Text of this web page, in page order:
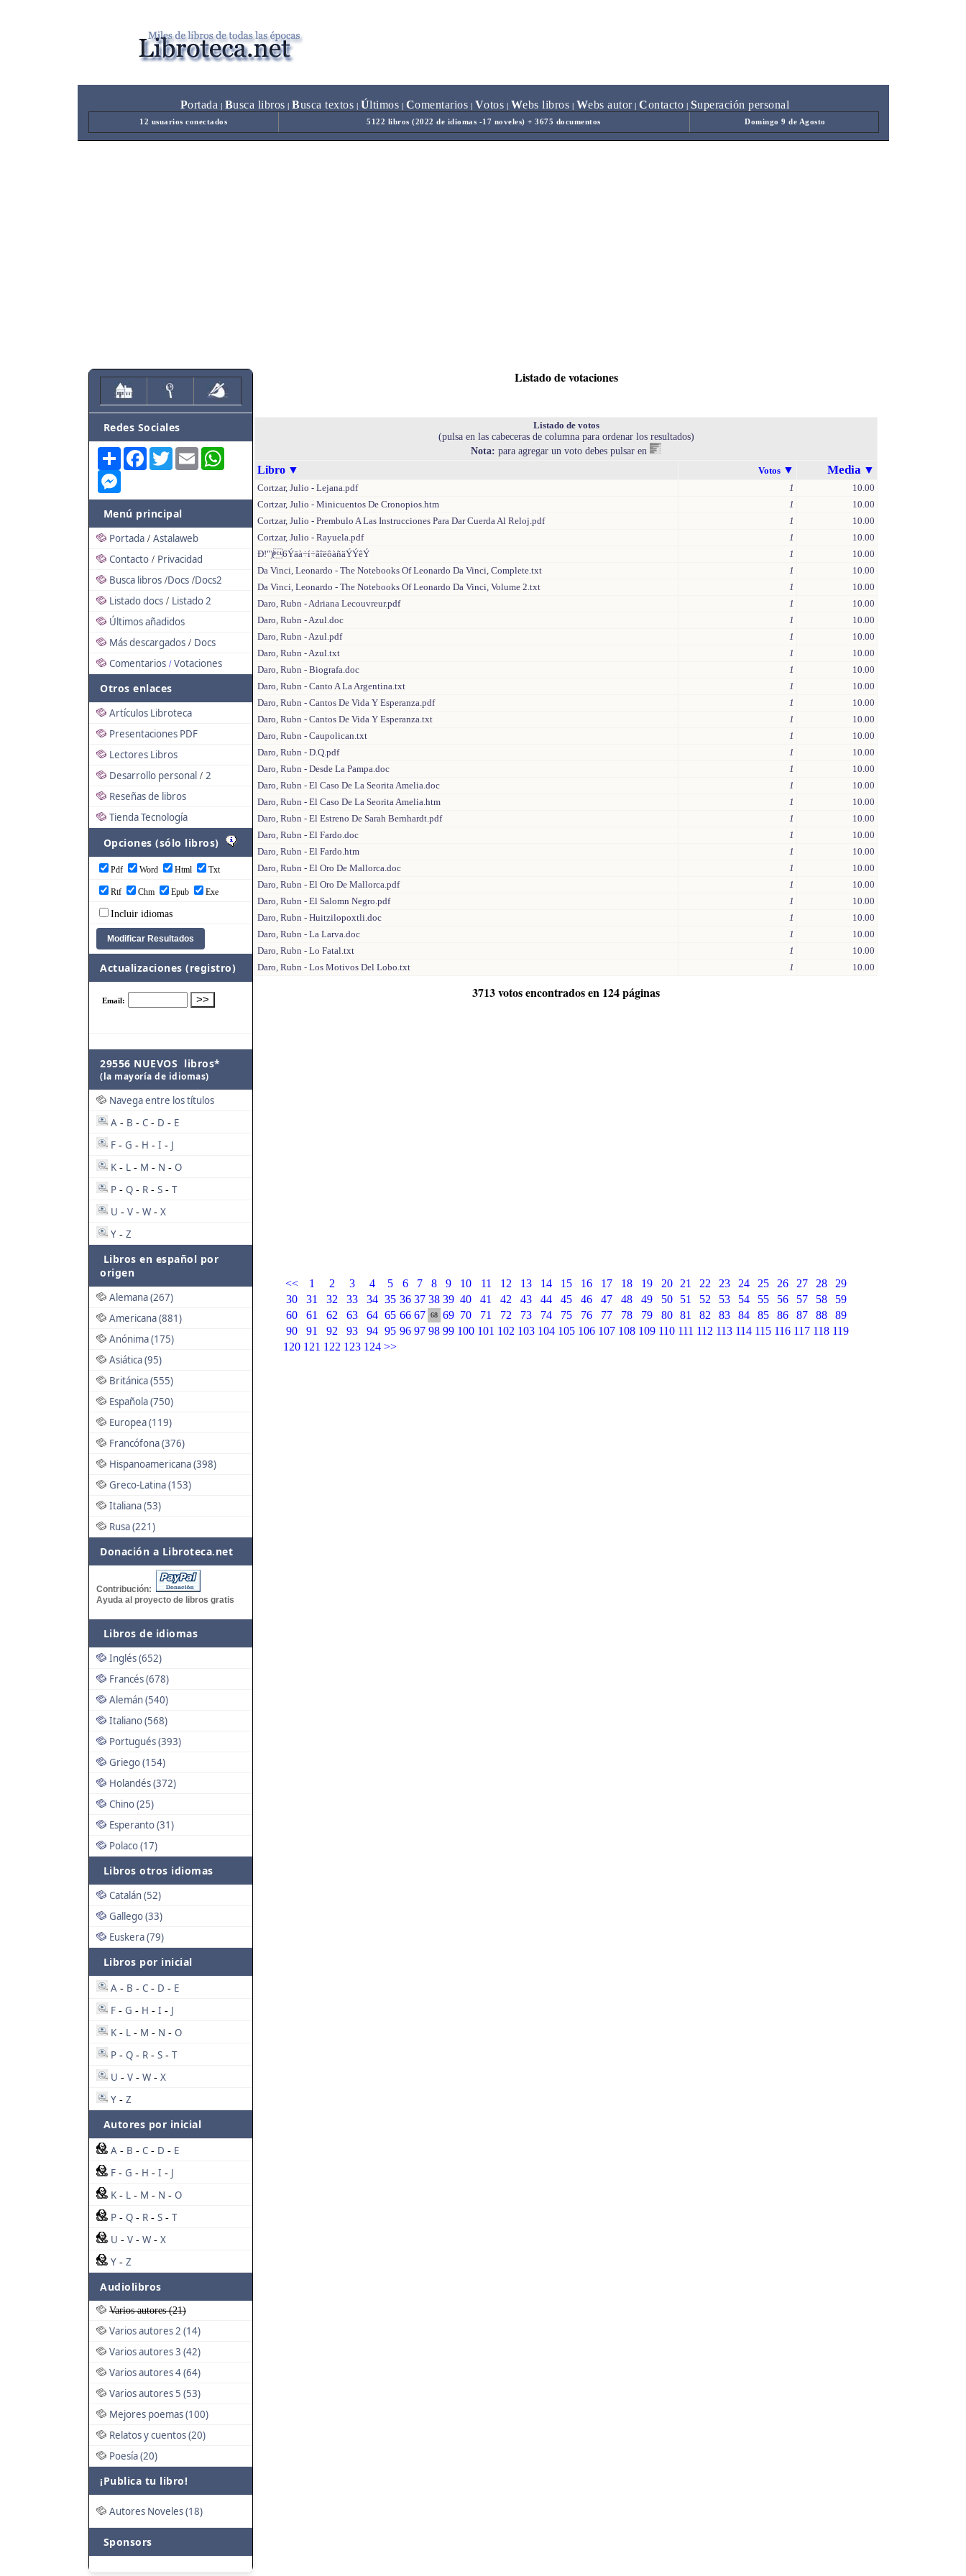
Portada Busca libros Busca textos Últimos Comentarios Votos Webs libros Webs autor| Contacto Superación personal
12 usuarios conectados 5122 libros (2022 de idiomas -17 noveles) + 3675 documentos Domingo 9 de Agosto
Redes Sociales
Share FacebookTwitterEmail
Menú principal
Portada / Astalaweb
Contacto / Privacidad
Busca libros /Docs /Docs2
Listado docs / Listado 2
Últimos añadidos
Más descargados / Docs
Comentarios / Votaciones
Otros enlaces
Artículos Libroteca
Presentaciones PDF
Lectores Libros
Desarrollo personal / 2
Reseñas de libros
Tienda Tecnología
Opciones (sólo libros)
Pdf Word Html Txt
Rtf Chm Epub Exe
Incluir idiomas
Actualizaciones (registro)
29556 NUEVOS libros*
(la mayoría de idiomas)
Navega entre los títulos
A - B - C - D - E
F - G - H - I - J
K - L - M - N - O
P - Q - R - S - T
U - V - W - X
Y - Z
Libros en español por
origen
Alemana (267)
Americana (881)
Anónima (175)
Asiática (95)
Británica (555)
Española (750)
Europea (119)
Francófona (376)
Hispanoamericana (398)
Greco-Latina (153)
Italiana (53)
Rusa (221)
Donación a Libroteca.net
Contribución:
Ayuda al proyecto de libros gratis
Libros de idiomas
Inglés (652)
Francés (678)
Alemán (540)
Italiano (568)
Portugués (393)
Griego (154)
Holandés (372)
Chino (25)
Esperanto (31)
Polaco (17)
Libros otros idiomas
Catalán (52)
Gallego (33)
Euskera (79)
Libros por inicial
A - B - C - D - E
F - G - H - I - J
K - L - M - N - O
P - Q - R - S - T
U - V - W - X
Y - Z
Autores por inicial
A - B - C - D - E
F - G - H - I - J
K - L - M - N - O
P - Q - R - S - T
U - V - W - X
Y - Z
Audiolibros
Varios autores (21)
Varios autores 2 (14)
Varios autores 3 (42)
Varios autores 4 (64)
Varios autores 5 (53)
Mejores poemas (100)
Relatos y cuentos (20)
Poesía (20)
¡Publica tu libro!
Autores Noveles (18)
Sponsors
Listado de votaciones
Listado de votos
(pulsa en las cabeceras de columna para ordenar los resultados)
Nota: para agregar un voto debes pulsar en
Libro ▼ Votos ▼ Media ▼
Cortzar, Julio - Lejana.pdf 1
10.00
Cortzar, Julio - Minicuentos De Cronopios.htm
1
10.00
Cortzar, Julio - Prembulo A Las Instrucciones Para Dar Cuerda Al Reloj.pdf
1
10.00
Cortzar, Julio - Rayuela.pdf
1
10.00
Ð!")6Ýäà÷í÷ãîëôàñäÝÝêÝ
1
10.00
Da Vinci, Leonardo - The Notebooks Of Leonardo Da Vinci, Complete.txt
1
10.00
Da Vinci, Leonardo - The Notebooks Of Leonardo Da Vinci, Volume 2.txt
1
10.00
Daro, Rubn - Adriana Lecouvreur.pdf
1
10.00
Daro, Rubn - Azul.doc
1
10.00
Daro, Rubn - Azul.pdf
1
10.00
Daro, Rubn - Azul.txt
1
10.00
Daro, Rubn - Biografa.doc
1
10.00
Daro, Rubn - Canto A La Argentina.txt
1
10.00
Daro, Rubn - Cantos De Vida Y Esperanza.pdf
1
10.00
Daro, Rubn - Cantos De Vida Y Esperanza.txt
1
10.00
Daro, Rubn - Caupolican.txt
1
10.00
Daro, Rubn - D.Q.pdf
1
10.00
Daro, Rubn - Desde La Pampa.doc
1
10.00
Daro, Rubn - El Caso De La Seorita Amelia.doc
1
10.00
Daro, Rubn - El Caso De La Seorita Amelia.htm
1
10.00
Daro, Rubn - El Estreno De Sarah Bernhardt.pdf
1
10.00
Daro, Rubn - El Fardo.doc
1
10.00
Daro, Rubn - El Fardo.htm
1
10.00
Daro, Rubn - El Oro De Mallorca.doc
1
10.00
Daro, Rubn - El Oro De Mallorca.pdf
1
10.00
Daro, Rubn - El Salomn Negro.pdf
1
10.00
Daro, Rubn - Huitzilopoxtli.doc
1
10.00
Daro, Rubn - La Larva.doc
1
10.00
Daro, Rubn - Lo Fatal.txt
1
10.00
Daro, Rubn - Los Motivos Del Lobo.txt
1 10.00
3713 votos encontrados en 124 páginas
<< 1 2 3 4 5 6 7 8 9 10 11 12 13 14 15 16 17 18 19 20 21 22 23 24 25 26 27 28
29
30
31 32 33 34 35 36 37 38 39 40 41 42 43 44 45 46 47 48 49 50 51 52 53 54 55 56 57 58
59
60
61 62 63 64 65 66 67 68 69 70 71 72 73 74 75 76 77 78 79 80 81 82 83 84 85 86 87 88
89
90
91 92 93 94 95 96 97 98 99 100 101 102 103 104 105 106 107 108 109 110 111 112 113 114 115 116 117 118 119
120 121 122 123 124 >>